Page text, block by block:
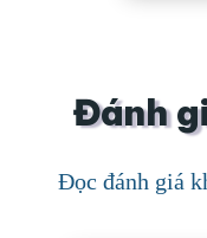
Đánh
Đọc đánh giá